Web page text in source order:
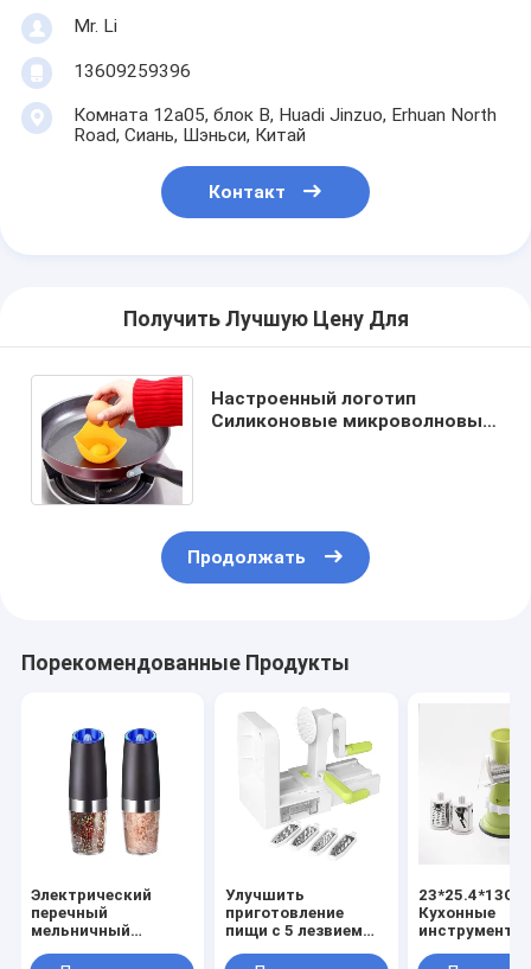
Mr. Li
13609259396
Комната 12a05, блок B, Huadi Jinzuo, Erhuan North
Road, Сиань, Шэньси, Китай
Контакт
Получить Лучшую Цену Для
Настроенный логотип
Силиконовые микроволновые
Продолжать
Порекомендованные Продукты
Электрический
перечный
мельничный
Улучшить
приготовление
пищи с 5 лезвием
23*25.4*13CM
Кухонные
инструменты